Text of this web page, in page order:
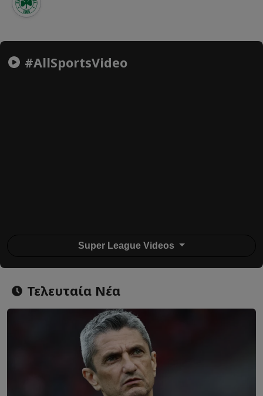
#AllSportsVideo
Super League Videos
Τελευταία Νέα